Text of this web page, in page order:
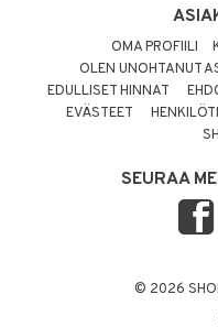
OMA PROFIILI
OLEN UNOHTANUT
EDULLISET HINNAT
EVÄSTEET
SEURAA
© 2026